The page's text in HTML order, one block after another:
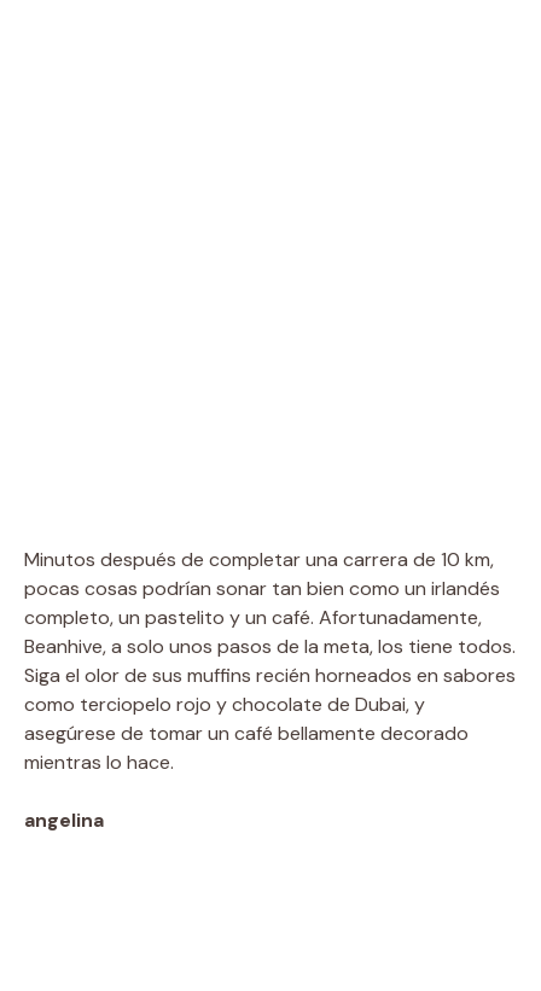
Minutos después de completar una carrera de 10 km,
pocas cosas podrían sonar tan bien como un irlandés
completo, un pastelito y un café. Afortunadamente,
Beanhive, a solo unos pasos de la meta, los tiene todos.
Siga el olor de sus muffins recién horneados en sabores
como terciopelo rojo y chocolate de Dubai, y
asegúrese de tomar un café bellamente decorado
mientras lo hace.
angelina